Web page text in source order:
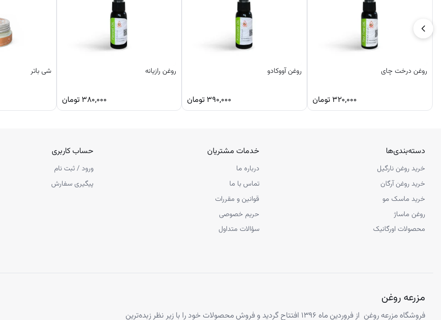
روغن درخت چای
۳۲۰,۰۰۰ تومان
روغن آووکادو
۳۹۰,۰۰۰ تومان
روغن رازیانه
۳۸۰,۰۰۰ تومان
شی باتر
دسته‌بندی‌ها
خرید روغن نارگیل
خرید روغن آرگان
خرید ماسک مو
روغن ماساژ
محصولات اورگانیک
خدمات مشتریان
درباره ما
تماس با ما
قوانین و مقررات
حریم خصوصی
سؤالات متداول
حساب کاربری
ورود / ثبت نام
پیگیری سفارش
مزرعه روغن
فروشگاه مزرعه روغن از فروردین ماه ۱۳۹۶ افتتاح گردید و فروش محصولات خود را با زیر نظر زبده‌ترین